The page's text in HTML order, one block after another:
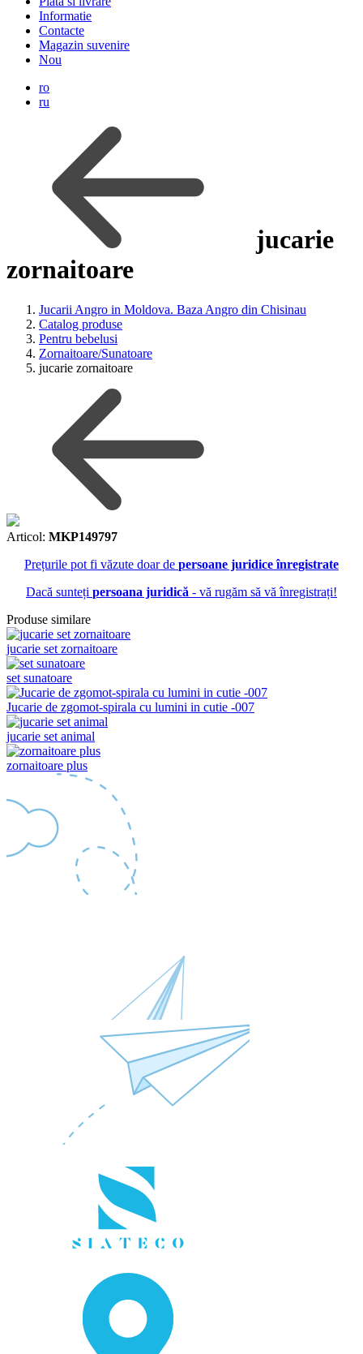
Informatie
Contacte
Magazin suvenire
Nou
ro
ru
jucarie
zornaitoare
Jucarii Angro in Moldova. Baza Angro din Chisinau
Catalog produse
Pentru bebelusi
Zornaitoare/Sunatoare
jucarie zornaitoare
Articol: MKP149797
Prețurile pot fi văzute doar de persoane juridice înregistrate
Dacă sunteți persoana juridică - vă rugăm să vă înregistrați!
Produse similare
jucarie set zornaitoare
set sunatoare
Jucarie de zgomot-spirala cu lumini in cutie -007
jucarie set animal
zornaitoare plus